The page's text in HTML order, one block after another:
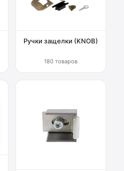
Ручки защелки (KNOB)
180 товаров